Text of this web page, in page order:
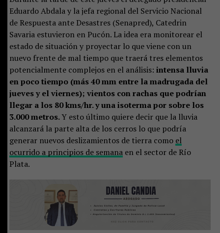
Eduardo Abdala y la jefa regional del Servicio Nacional
de Respuesta ante Desastres (Senapred), Catedrin
Savaria estuvieron en Pucón. La idea era monitorear el
estado de situación y proyectar lo que viene con un
nuevo frente de mal tiempo que traerá tres elementos
potencialmente complejos en el análisis: intensa lluvia
en poco tiempo (más 40 mm entre la madrugada del
jueves y el viernes); vientos con rachas que podrían
llegar a los 80 kms/hr. y una isoterma por sobre los
3.000 metros.Y esto último quiere decir que la lluvia
alcanzará la parte alta de los cerros lo que podría
generar nuevos deslizamientos de tierra como el
ocurrido a principios de semanaen el sector de Río
Plata.